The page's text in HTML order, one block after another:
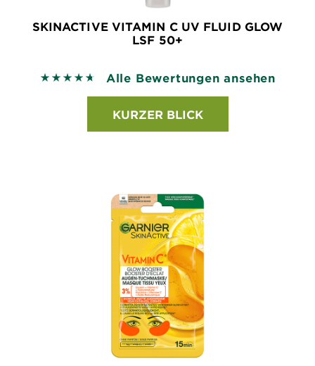
SKINACTIVE VITAMIN C UV FLUID GLOW
LSF 50+
4.6845 out of 5 stars based on reviews
Alle Bewertungen ansehen
KURZER BLICK